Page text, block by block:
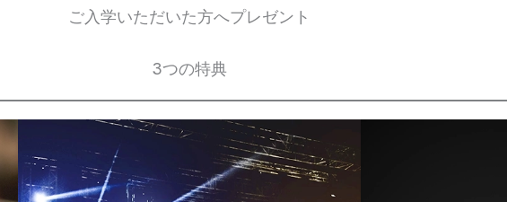
ご入学いただいた方へプレゼント
3つの特典